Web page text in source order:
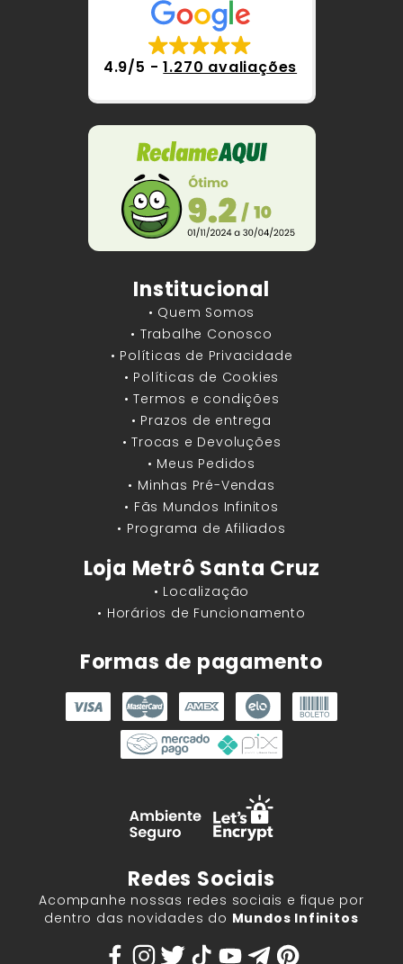
4.9/5 - 1.270 avaliações
Institucional
• Quem Somos
• Trabalhe Conosco
• Políticas de Privacidade
• Políticas de Cookies
• Termos e condições
• Prazos de entrega
• Trocas e Devoluções
• Meus Pedidos
• Minhas Pré-Vendas
• Fãs Mundos Infinitos
• Programa de Afiliados
Loja Metrô Santa Cruz
• Localização
• Horários de Funcionamento
Formas de pagamento
Redes Sociais
Acompanhe nossas redes sociais e fique por
dentro das novidades do Mundos Infinitos